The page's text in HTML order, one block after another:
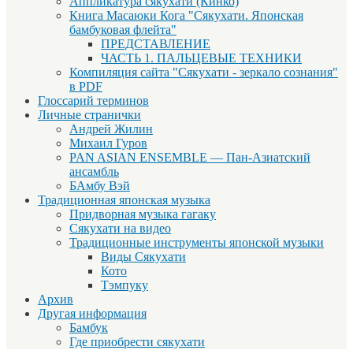
Книга Масаюки Кога "Сякухати. Японская
бамбуковая флейта"
ПРЕДСТАВЛЕНИЕ
ЧАСТЬ 1. ПАЛЬЦЕВЫЕ ТЕХНИКИ
Компиляция сайта "Сякухати - зеркало сознания"
в PDF
Глоссарий терминов
Личные странички
Андрей Жилин
Михаил Гуров
PAN ASIAN ENSEMBLE — Пан-Азиатский
ансамбль
БАмбу Вэй
Традиционная японская музыка
Придворная музыка гагаку
Сякухати на видео
Традиционные инструменты японской музыки
Виды Сякухати
Кото
Тэмпуку
Архив
Другая информация
Бамбук
Где приобрести сякухати